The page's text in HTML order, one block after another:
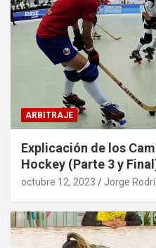
ARBITRAJE
Explicación de los
Hockey (Parte 3 y
octubre 12, 2023 Jorge